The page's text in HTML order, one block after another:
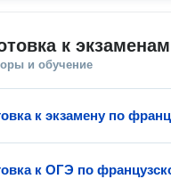
к
и обучение
к экзамену по
к ОГЭ по